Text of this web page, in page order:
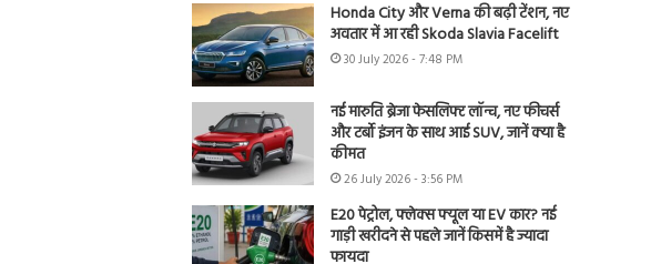
Honda City और Verna की बढ़ी टेंशन, नए
अवतार में आ रही Skoda Slavia Facelift
30 July 2026 - 7:48 PM
नई मारुति ब्रेजा फेसलिफ्ट लॉन्च, नए फीचर्स
और टर्बो इंजन के साथ आई SUV, जानें क्या है
कीमत
26 July 2026 - 3:56 PM
E20 पेट्रोल, फ्लेक्स फ्यूल या EV कार? नई
गाड़ी खरीदने से पहले जानें किसमें है ज्यादा
फायदा